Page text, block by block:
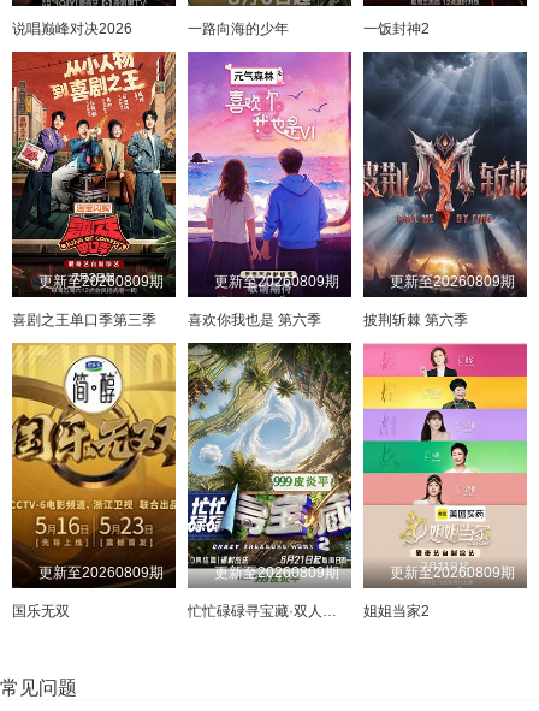
说唱巅峰对决2026 一路向海的少年 一饭封神2
更新至20260809期
喜剧之王单口季第三季
更新至20260809期
喜欢你我也是 第六季
更新至20260809期
披荆斩棘 第六季
更新至20260809期
国乐无双
更新至20260809期
忙忙碌碌寻宝藏·双人成行季
更新至20260809期
姐姐当家2
常见问题